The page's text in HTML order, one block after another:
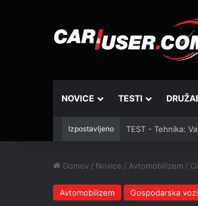
NOVICE TESTI
Izpostavljeno TEST - Tehnika:
Domov / Novice / Avtomobilizem /
Avtomobilizem Gospodarska